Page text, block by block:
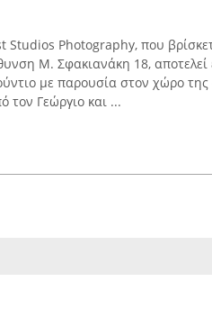
Studios Photography, που
Μ. Σφακιανάκη 18,
με παρουσία στον χώρο
τον Γεώργιο και ...